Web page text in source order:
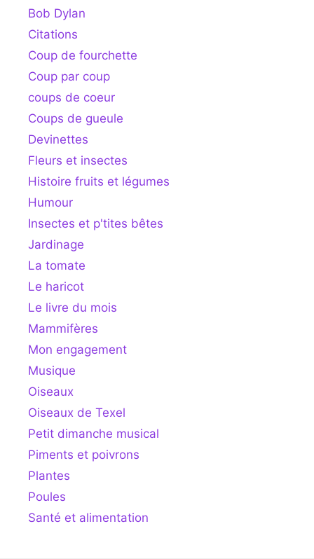
Bob Dylan
Citations
Coup de fourchette
Coup par coup
coups de coeur
Coups de gueule
Devinettes
Fleurs et insectes
Histoire fruits et légumes
Humour
Insectes et p'tites bêtes
Jardinage
La tomate
Le haricot
Le livre du mois
Mammifères
Mon engagement
Musique
Oiseaux
Oiseaux de Texel
Petit dimanche musical
Piments et poivrons
Plantes
Poules
Santé et alimentation